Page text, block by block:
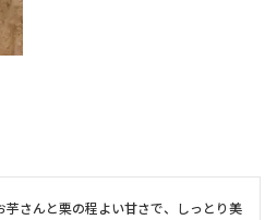
さんと栗の程よい甘さで、しっとり美